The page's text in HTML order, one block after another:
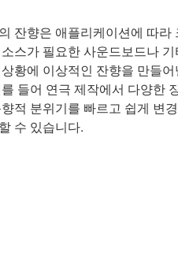
잔향은 애플리케이션에 따
스가 필요한 사운드보드나
황에 이상적인 잔향을 만들
들어 연극 제작에서 다양한
적 분위기를 빠르고 쉽게 변
수 있습니다.